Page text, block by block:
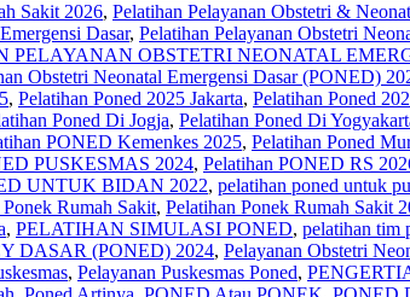
Sakit 2026, Pelatihan Pelayanan Obstetri &
Dasar, Pelatihan Pelayanan Obstetri
PELAYANAN OBSTETRI NEONATAL
Obstetri Neonatal Emergensi Dasar (PONED)
, Pelatihan Poned 2025 Jakarta, Pelatihan Poned
Poned Di Jogja, Pelatihan Poned Di
PONED Kemenkes 2025, Pelatihan Poned
PUSKESMAS 2024, Pelatihan PONED RS
UNTUK BIDAN 2022, pelatihan poned untuk
Rumah Sakit, Pelatihan Ponek Rumah Sakit
, PELATIHAN SIMULASI PONED, pelatihan tim
DASAR (PONED) 2024, Pelayanan Obstetri
, Pelayanan Puskesmas Poned,